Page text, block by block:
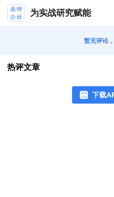
为实战研究赋能
暂无评论
热评文章
下载